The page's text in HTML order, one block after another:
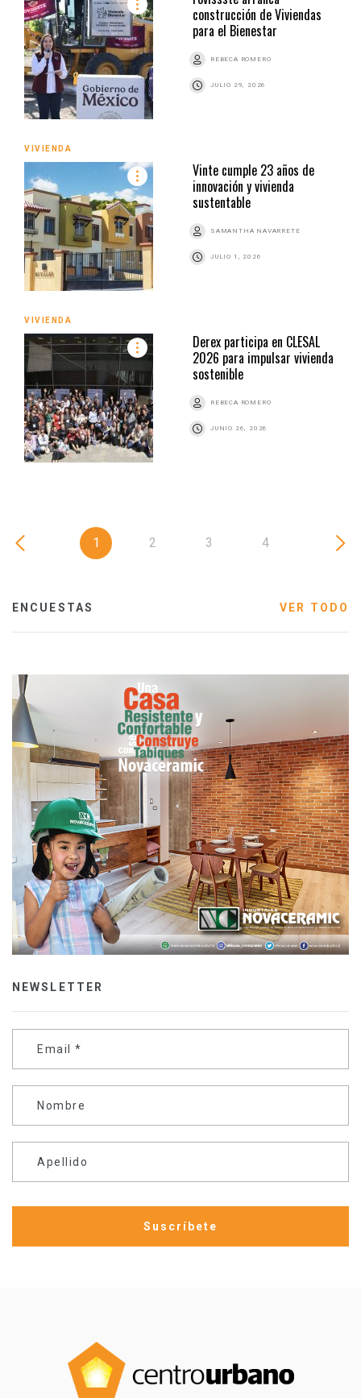
construcción de Viviendas
para el Bienestar
REBECA ROMERO
JULIO 29, 2026
VIVIENDA
Vinte cumple 23 años de
innovación y vivienda
sustentable
SAMANTHA NAVARRETE
JULIO 1, 2026
VIVIENDA
Derex participa en CLESAL
2026 para impulsar vivienda
sostenible
REBECA ROMERO
JUNIO 26, 2026
1 2 3 4
ENCUESTAS VER TODO
NEWSLETTER
Email *
Nombre
Apellido